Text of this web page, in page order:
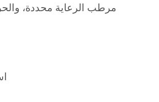
مرطب الرعاية محددة،